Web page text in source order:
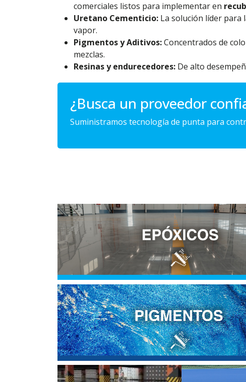
comerciales listos para implementar en
Uretano Cementicio: La solución líder para
vapor.
Pigmentos y Aditivos:Concentrados de
mezclas.
Resinas y endurecedores: De alto
¿Busca un proveedor
Suministramos tecnología de punta para